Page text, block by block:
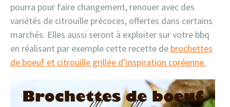
pourra pour faire changement, renouer avec des
variétés de citrouille précoces, offertes dans certains
marchés. Elles aussi seront à exploiter sur votre bbq
en réalisant par exemple cette recette de brochettes
de boeuf et citrouille grillée d’inspiration coréenne.